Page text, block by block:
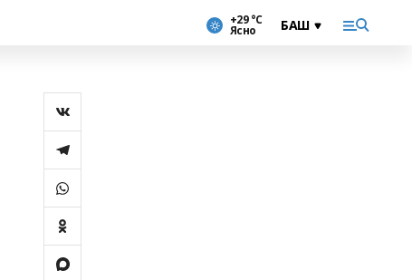
+29 °С
Ясно